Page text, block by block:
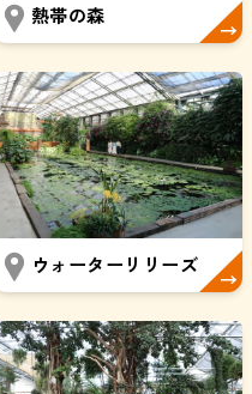
熱帯の森
ウォーターリリーズ